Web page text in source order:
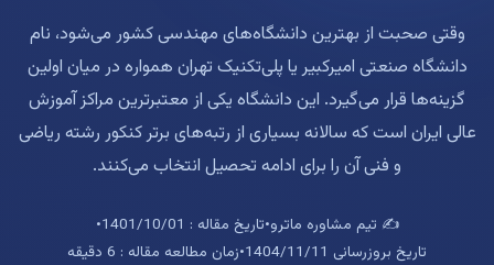
وقتی صحبت از بهترین دانشگاه‌های مهندسی کشور می‌شود، نام
دانشگاه صنعتی امیرکبیر یا پلی‌تکنیک تهران همواره در میان اولین
گزینه‌ها قرار می‌گیرد. این دانشگاه یکی از معتبرترین مراکز آموزش
عالی ایران است که سالانه بسیاری از رتبه‌های برتر کنکور رشته ریاضی
و فنی آن را برای ادامه تحصیل انتخاب می‌کنند.
✍️ تیم مشاوره ماترو•تاریخ مقاله : 1401/10/01
•
تاریخ بروزرسانی 1404/11/11
•زمان مطالعه مقاله : 6 دقیقه